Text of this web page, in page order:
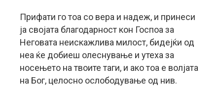
Прифати го тоа со вера и надеж, и принеси
ја својата благодарност кон Госпоа за
Неговата неискажлива милост, бидејќи од
неа ќе добиеш олеснување и утеха за
носењето на твоите таги, и ако тоа е волјата
на Бог, целосно ослободување од нив.